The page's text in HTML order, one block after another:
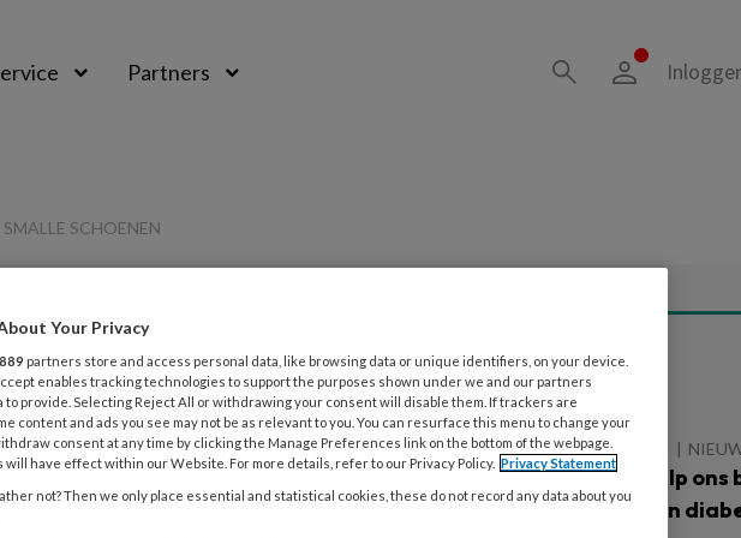
Partners
SCHOENEN
Opslaan Reacties 0 Delen
door smalle
Lees ook
7 AUGUSTUS 2026
Patiënten: ‘Help ons
voorkomen van
Your Privacy
889 partners store and access personal data, like browsing data or unique identifiers, on your device.
enables tracking technologies to support the purposes shown under we and our partners
to provide. Selecting Reject All or withdrawing your consent will disable them. If trackers are
content and ads you see may not be as relevant to you. You can resurface this menu to change your
consent at any time by clicking the Manage Preferences link on the bottom of the webpage.
will have effect within our Website. For more details, refer to our Privacy Policy. Privacy Statement
not? Then we only place essential and statistical cookies, these do not record any data about you